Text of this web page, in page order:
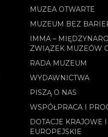
MUZEA OTWARTE
MUZEUM BEZ
IMMA –
ZWIĄZEK MUZEÓW
RADA MUZEUM
WYDAWNICTWA
PISZĄ O NAS
WSPÓŁPRACA I
DOTACJE KRAJOWE
EUROPEJSKIE